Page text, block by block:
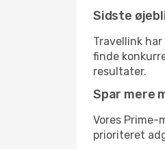
Sidste
Travellink
finde
resultater.
Spar mere
Vores Prime-
prioriteret